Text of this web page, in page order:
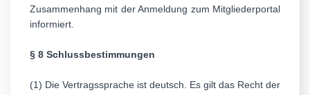
Zusammenhang mit der Anmeldung zum Mitgliederportal
informiert.
§ 8 Schlussbestimmungen
(1) Die Vertragssprache ist deutsch. Es gilt das Recht der